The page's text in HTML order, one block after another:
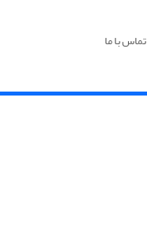
تماس با ما